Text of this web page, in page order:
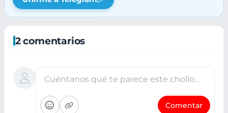
2 comentarios
Cuéntanos qué te parece este chollo…
Comentar